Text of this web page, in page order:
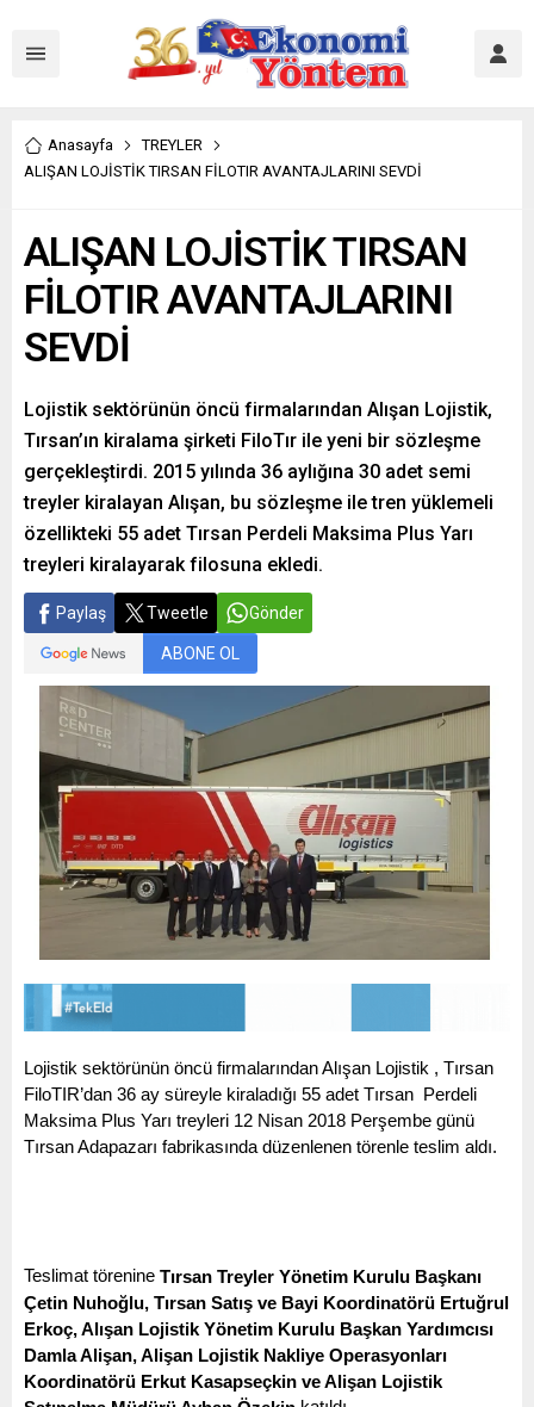
Anasayfa
TREYLER
ALIŞAN LOJİSTİK TIRSAN FİLOTIR AVANTAJLARINI SEVDİ
ALIŞAN LOJİSTİK TIRSAN
FİLOTIR AVANTAJLARINI
SEVDİ
Lojistik sektörünün öncü firmalarından Alışan Lojistik,
Tırsan’ın kiralama şirketi FiloTır ile yeni bir sözleşme
gerçekleştirdi. 2015 yılında 36 aylığına 30 adet semi
treyler kiralayan Alışan, bu sözleşme ile tren yüklemeli
özellikteki 55 adet Tırsan Perdeli Maksima Plus Yarı
treyleri kiralayarak filosuna ekledi.
Paylaş Tweetle Gönder
ABONE OL
Lojistik sektörünün öncü firmalarından Alışan Lojistik , Tırsan
FiloTIR’dan 36 ay süreyle kiraladığı 55 adet Tırsan  Perdeli
Maksima Plus Yarı treyleri 12 Nisan 2018 Perşembe günü
Tırsan Adapazarı fabrikasında düzenlenen törenle teslim aldı.
Teslimat törenine Tırsan Treyler Yönetim Kurulu Başkanı
Çetin Nuhoğlu, Tırsan Satış ve Bayi Koordinatörü Ertuğrul
Erkoç, Alışan Lojistik Yönetim Kurulu Başkan Yardımcısı
Damla Alişan, Alişan Lojistik Nakliye Operasyonları
Koordinatörü Erkut Kasapseçkin ve Alişan Lojistik